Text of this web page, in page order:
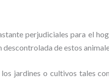
perjudiciales para el
de estos
jardines o cultivos tales